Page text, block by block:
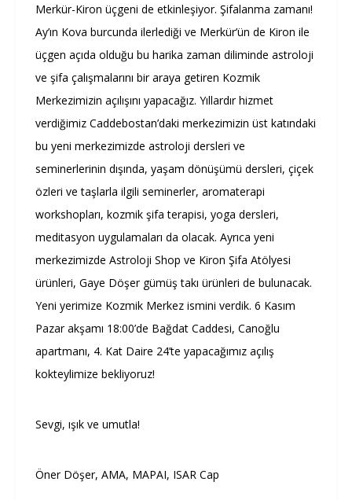
Merkür-Kiron üçgeni de etkinleşiyor. Şifalanma zamanı!
Ay’ın Kova burcunda ilerlediği ve Merkür’ün de Kiron ile
üçgen açıda olduğu bu harika zaman diliminde astroloji
ve şifa çalışmalarını bir araya getiren Kozmik
Merkezimizin açılışını yapacağız. Yıllardır hizmet
verdiğimiz Caddebostan’daki merkezimizin üst katındaki
bu yeni merkezimizde astroloji dersleri ve
seminerlerinin dışında, yaşam dönüşümü dersleri, çiçek
özleri ve taşlarla ilgili seminerler, aromaterapi
workshopları, kozmik şifa terapisi, yoga dersleri,
meditasyon uygulamaları da olacak. Ayrıca yeni
merkezimizde Astroloji Shop ve Kiron Şifa Atölyesi
ürünleri, Gaye Döşer gümüş takı ürünleri de bulunacak.
Yeni yerimize Kozmik Merkez ismini verdik. 6 Kasım
Pazar akşamı 18:00’de Bağdat Caddesi, Canoğlu
apartmanı, 4. Kat Daire 24’te yapacağımız açılış
kokteylimize bekliyoruz!
Sevgi, ışık ve umutla!
Öner Döşer, AMA, MAPAI, ISAR Cap